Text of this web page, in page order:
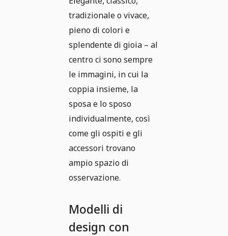
tradizionale o vivace,
pieno di colori e
splendente di gioia – al
centro ci sono sempre
le immagini, in cui la
coppia insieme, la
sposa e lo sposo
individualmente, così
come gli ospiti e gli
accessori trovano
ampio spazio di
osservazione.
Modelli di
design con